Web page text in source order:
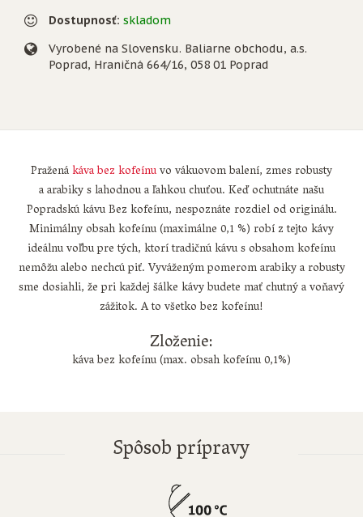
Dostupnosť: skladom
Vyrobené na Slovensku. Baliarne obchodu, a.s.
Poprad, Hraničná 664/16, 058 01 Poprad
Praženákáva bez kofeínuvo vákuovom balení, zmes robusty
a arabiky s lahodnou a ľahkou chuťou. Keď ochutnáte našu
Popradskú kávu Bez kofeínu, nespoznáte rozdiel od originálu.
Minimálny obsah kofeínu (maximálne 0,1 %) robí z tejto kávy
ideálnu voľbu pre tých, ktorí tradičnú kávu s obsahom kofeínu
nemôžu alebo nechcú piť. Vyváženým pomerom arabiky a robusty
sme dosiahli, že pri každej šálke kávy budete mať chutný a voňavý
zážitok. A to všetko bez kofeínu!
Zloženie:
káva bez kofeínu (max. obsah kofeínu 0,1%)
Spôsob prípravy